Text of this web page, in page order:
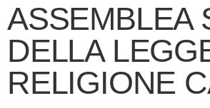
ASSEMBLEA
DELLA
RELIGIONE